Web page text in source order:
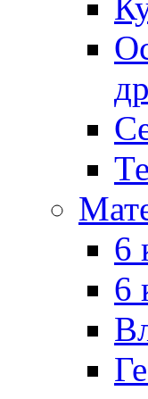
6
6